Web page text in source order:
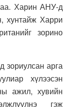
Харин АНУ-д
хунтайж Харри
зорино
зориулсан арга
хүлээсэн
ажил, хувийн
гэж